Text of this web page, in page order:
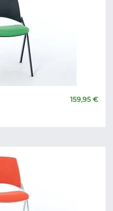
159,95 €